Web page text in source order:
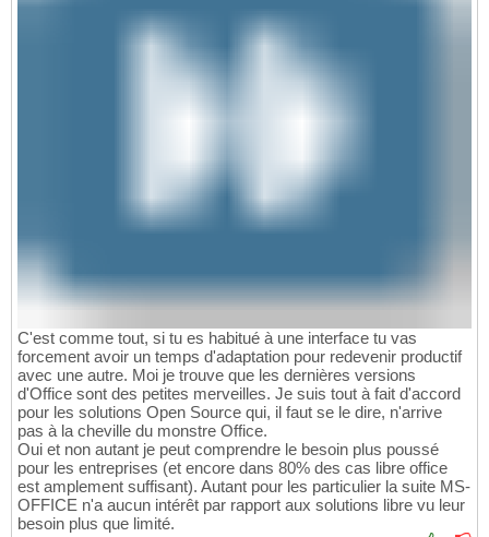
C'est comme tout, si tu es habitué à une interface tu vas
forcement avoir un temps d'adaptation pour redevenir productif
avec une autre. Moi je trouve que les dernières versions
d'Office sont des petites merveilles. Je suis tout à fait d'accord
pour les solutions Open Source qui, il faut se le dire, n'arrive
pas à la cheville du monstre Office.
Oui et non autant je peut comprendre le besoin plus poussé
pour les entreprises (et encore dans 80% des cas libre office
est amplement suffisant). Autant pour les particulier la suite MS-
OFFICE n'a aucun intérêt par rapport aux solutions libre vu leur
besoin plus que limité.